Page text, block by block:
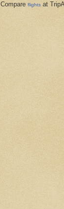
Compare flights at